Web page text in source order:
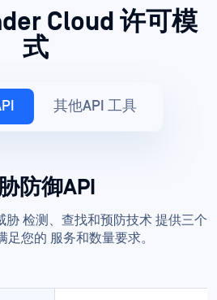
Cloud 许可模
式
其他API 工具
防御API
胁 检测、查找和预防技术 提供三个
足您的 服务和数量要求。